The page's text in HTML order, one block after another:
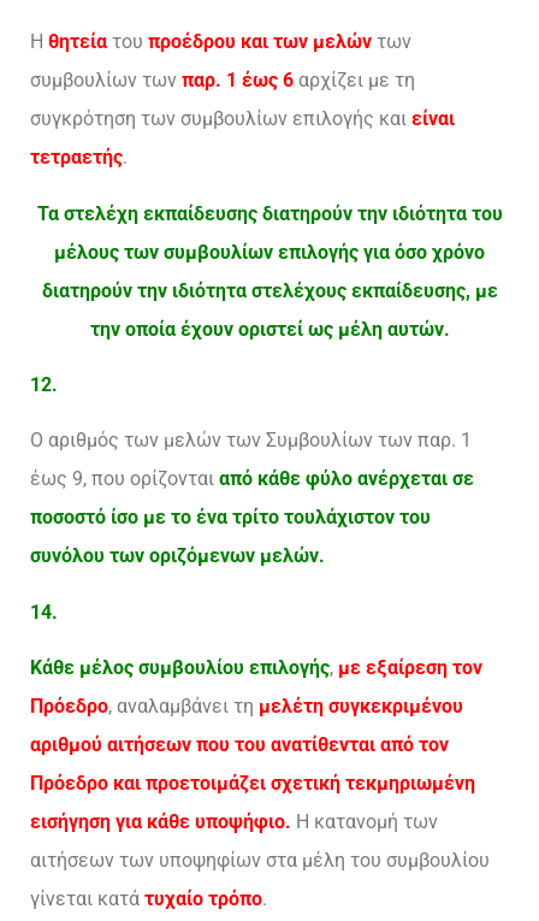
Η θητεία του προέδρου και των μελών των
συμβουλίων των παρ. 1 έως 6 αρχίζει με τη
συγκρότηση των συμβουλίων επιλογής και είναι
τετραετής.
Τα στελέχη εκπαίδευσης διατηρούν την ιδιότητα του
μέλους των συμβουλίων επιλογής για όσο χρόνο
διατηρούν την ιδιότητα στελέχους εκπαίδευσης, με
την οποία έχουν οριστεί ως μέλη αυτών.
12.
Ο αριθμός των μελών των Συμβουλίων των παρ. 1
έως 9, που ορίζονται από κάθε φύλο ανέρχεται σε
ποσοστό ίσο με το ένα τρίτο τουλάχιστον του
συνόλου των οριζόμενων μελών.
14.
Κάθε μέλος συμβουλίου επιλογής, με εξαίρεση τον
Πρόεδρο, αναλαμβάνει τη μελέτη συγκεκριμένου
αριθμού αιτήσεων που του ανατίθενται από τον
Πρόεδρο και προετοιμάζει σχετική τεκμηριωμένη
εισήγηση για κάθε υποψήφιο. Η κατανομή των
αιτήσεων των υποψηφίων στα μέλη του συμβουλίου
γίνεται κατά τυχαίο τρόπο.